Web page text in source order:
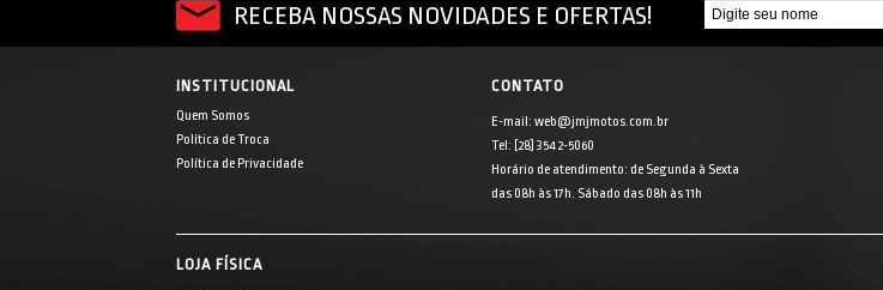
RECEBA NOSSAS NOVIDADES E OFERTAS!
INSTITUCIONAL
Quem Somos
Política de Troca
Política de Privacidade
CONTATO
E-mail: web@jmjmotos.com.br
Tel: [28] 3542-5060
Horário de atendimento: de Segunda à Sexta
das 08h às 17h. Sábado das 08h às 11h
LOJA FÍSICA